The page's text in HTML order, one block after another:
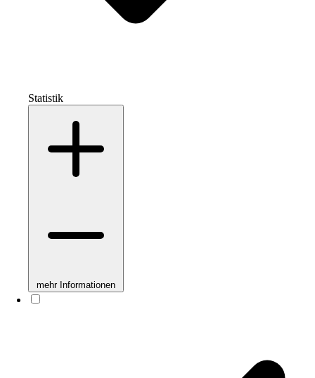
Statistik
mehr Informationen